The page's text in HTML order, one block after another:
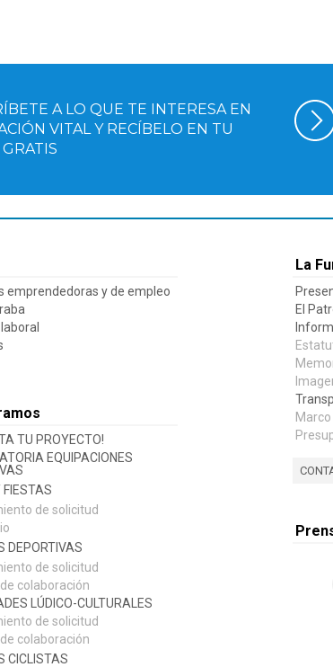
A LO QUE TE INTERESA EN
VITAL Y RECÍBELO EN TU
emprendedoras y de empleo
TU PROYECTO!
EQUIPACIONES
FIESTAS
de solicitud
DEPORTIVAS
de solicitud
colaboración
LÚDICO-CULTURALES
de solicitud
colaboración
CICLISTAS
La
El
Marco